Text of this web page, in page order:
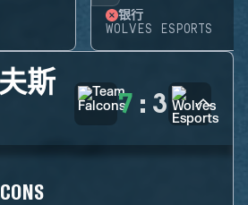
银行
WOLVES ESPORTS
斯
7 : 3